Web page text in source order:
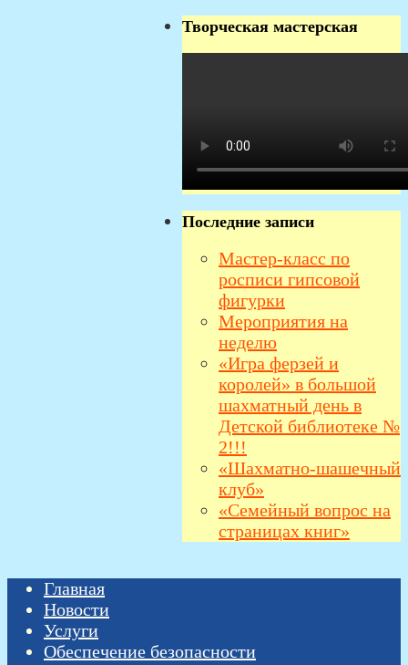
Творческая мастерская
Последние записи
Мастер-класс по
росписи гипсовой
фигурки
Мероприятия на
неделю
«Игра ферзей и
королей» в большой
шахматный день в
Детской библиотеке №
2!!!
«Шахматно-шашечный
клуб»
«Семейный вопрос на
страницах книг»
Главная
Новости
Услуги
Обеспечение безопасности